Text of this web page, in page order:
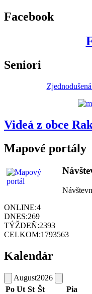
Facebook
Seniori
Videá z obce
Mapové portály
ONLINE:4
DNES:269
TÝŽDEŇ:2393
CELKOM:1793563
Kalendár
August2026
Po Ut St Št Pia